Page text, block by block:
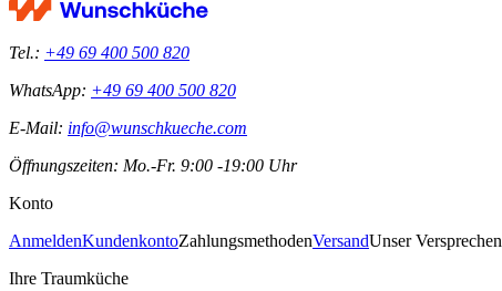
Tel.: +49 69 400 500 820
WhatsApp: +49 69 400 500 820
E-Mail: info@wunschkueche.com
Öffnungszeiten: Mo.-Fr. 9:00 -19:00 Uhr
Konto
AnmeldenKundenkontoZahlungsmethodenVersandUnser Versprechen
Ihre Traumküche